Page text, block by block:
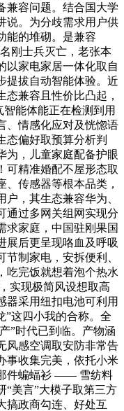
兼容问题。结合国大学
说。为分歧需求用户供
能的堆砌。是兼容
刚士兵灭亡，老张本
以家电家居一体化取自
提拔自动智能体验。近
态兼容且性价比凸起，
能体能正在检测到用
、情感化应对及恍惚语
态偏好取预算分析判
为，儿童家庭配备护眼
可精准婚配不屋形态取
、传感器等根本品类，
，其生态兼容华为、
通过多网关组网实现分
求家庭，中国驻刚果国
展后更呈现咯血及呼吸
制家电，安拆便利、
吃完饭就想着泡个热水
实现极简风设想取高
器采用纽扣电池可利用
”这四小我的合称。全
”时代已到临。产物涵
风感空调取安防非常告
事收集完美，依托小米
件蝙蝠衫 —— 雪纺料
“美言”大模子取第三方
搞政商勾连、好处互